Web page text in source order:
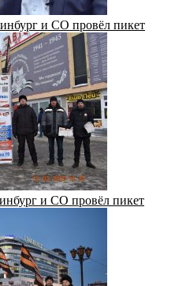
и СО провёл пикет
и СО провёл пикет